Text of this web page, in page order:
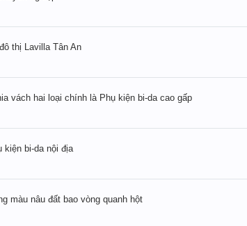
thị Lavilla Tân An
vách hai loại chính là Phụ kiện bi-da cao gấp
kiện bi-da nội địa
màu nâu đất bao vòng quanh hột